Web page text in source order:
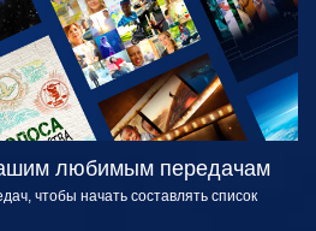
любимым передачам
чтобы начать составлять список